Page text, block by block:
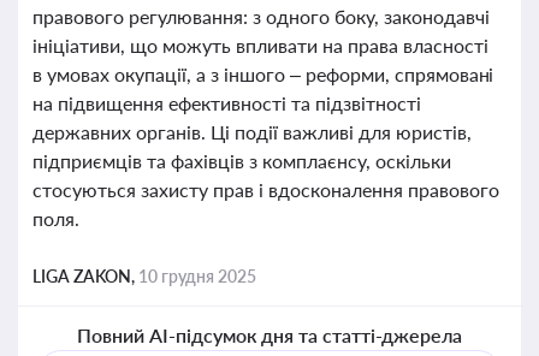
правового регулювання: з одного боку, законодавчі
ініціативи, що можуть впливати на права власності
в умовах окупації, а з іншого – реформи, спрямовані
на підвищення ефективності та підзвітності
державних органів. Ці події важливі для юристів,
підприємців та фахівців з комплаєнсу, оскільки
стосуються захисту прав і вдосконалення правового
поля.
LIGA ZAKON, 10 грудня 2025
Повний AI-підсумок дня та статті-джерела